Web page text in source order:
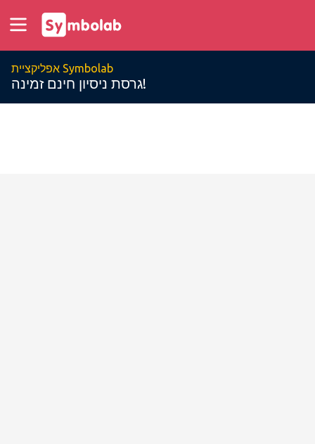
אפליקציית Symbolab
גרסת ניסיון חינם זמינה!